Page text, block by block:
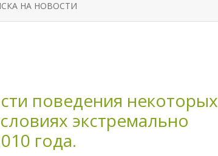
НА НОВОСТИ
поведения некоторых
экстремально
года.